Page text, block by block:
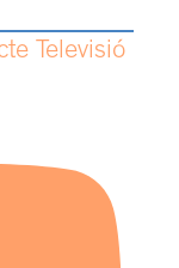
Televisió